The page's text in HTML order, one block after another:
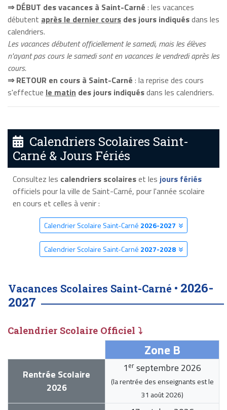
⇒ DÉBUT des vacances à Saint-Carné : les vacances
débutent après le dernier cours des jours indiquésdans les
calendriers.
Les vacances débutent officiellement le samedi, mais les élèves
n'ayant pas cours le samedi sont en vacances le vendredi après les
cours.
⇒ RETOUR en cours à Saint-Carné : la reprise des cours
s'effectue le matin des jours indiquésdans les calendriers.
Calendriers Scolaires Saint-
Carné & Jours Fériés
Consultez les calendriers scolaireset les jours fériés
officiels pour la ville de Saint-Carné, pour l'année scolaire
en cours et celles à venir :
Calendrier Scolaire Saint-Carné 2026-2027
Calendrier Scolaire Saint-Carné 2027-2028
Vacances Scolaires Saint-Carné • 2026-
2027
Calendrier Scolaire Officiel ⤵
Zone B
Rentrée Scolaire
2026
1 er septembre 2026
(la rentrée des enseignants est le
31 août 2026)